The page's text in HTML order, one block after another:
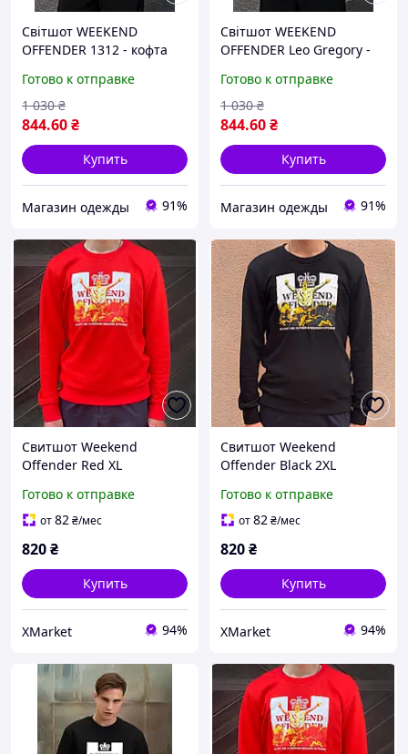
Світшот WEEKEND
OFFENDER 1312 - кофта
Готово к отправке
844.60₴
1 030 ₴
Купить
Магазин одежды 91%
Світшот WEEKEND
OFFENDER Leo Gregory -
Готово к отправке
844.60₴
1 030 ₴
Купить
Магазин одежды 91%
Свитшот Weekend
Offender Red XL
Готово к отправке
от82₴/мес
820₴
Купить
XMarket 94%
Свитшот Weekend
Offender Black 2XL
Готово к отправке
от82₴/мес
820₴
Купить
XMarket 94%